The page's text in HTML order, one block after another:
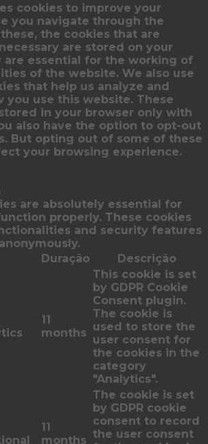
cookies to improve your
you navigate through the
the cookies that are
are stored on your
are essential for the working of
of the website. We also use
that help us analyze and
you use this website. These
in your browser only with
also have the option to opt-out
But opting out of some of these
your browsing experience.
are absolutely essential for
properly. These cookies
and security features
Duração Descrição
11
months
This cookie is set
by GDPR Cookie
Consent plugin.
The cookie is
used to store the
user consent for
the cookies in the
category
"Analytics".
11
months
The cookie is set
by GDPR cookie
consent to record
the user consent